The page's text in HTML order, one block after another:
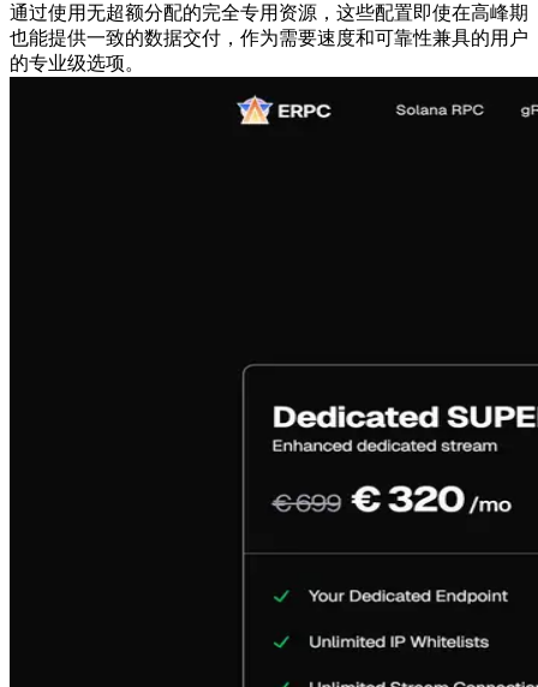
通过使用无超额分配的完全专用资源，这些配置即使在高峰期
也能提供一致的数据交付，作为需要速度和可靠性兼具的用户
的专业级选项。